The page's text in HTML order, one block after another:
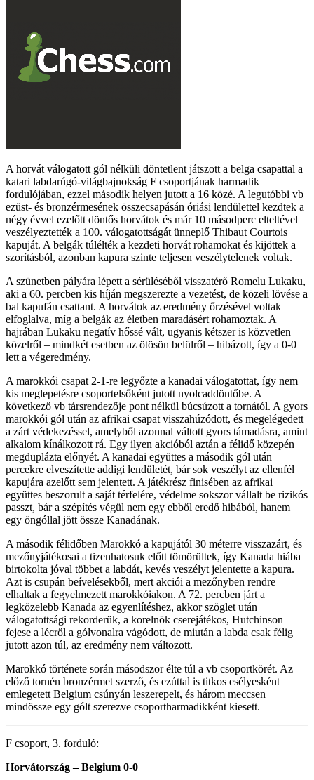
A horvát válogatott gól nélküli döntetlent játszott a belga csapattal a
katari labdarúgó-világbajnokság F csoportjának harmadik
fordulójában, ezzel második helyen jutott a 16 közé. A legutóbbi vb
ezüst- és bronzérmesének összecsapásán óriási lendülettel kezdtek a
négy évvel ezelőtt döntős horvátok és már 10 másodperc elteltével
veszélyeztették a 100. válogatottságát ünneplő Thibaut Courtois
kapuját. A belgák túlélték a kezdeti horvát rohamokat és kijöttek a
szorításból, azonban kapura szinte teljesen veszélytelenek voltak.
A szünetben pályára lépett a sérüléséből visszatérő Romelu Lukaku,
aki a 60. percben kis híján megszerezte a vezetést, de közeli lövése a
bal kapufán csattant. A horvátok az eredmény őrzésével voltak
elfoglalva, míg a belgák az életben maradásért rohamoztak. A
hajrában Lukaku negatív hőssé vált, ugyanis kétszer is közvetlen
közelről – mindkét esetben az ötösön belülről – hibázott, így a 0-0
lett a végeredmény.
A marokkói csapat 2-1-re legyőzte a kanadai válogatottat, így nem
kis meglepetésre csoportelsőként jutott nyolcaddöntőbe. A
következő vb társrendezője pont nélkül búcsúzott a tornától. A gyors
marokkói gól után az afrikai csapat visszahúzódott, és megelégedett
a zárt védekezéssel, amelyből azonnal váltott gyors támadásra, amint
alkalom kínálkozott rá. Egy ilyen akcióból aztán a félidő közepén
megduplázta előnyét. A kanadai együttes a második gól után
percekre elveszítette addigi lendületét, bár sok veszélyt az ellenfél
kapujára azelőtt sem jelentett. A játékrész finisében az afrikai
együttes beszorult a saját térfelére, védelme sokszor vállalt be rizikós
passzt, bár a szépítés végül nem egy ebből eredő hibából, hanem
egy öngóllal jött össze Kanadának.
A második félidőben Marokkó a kapujától 30 méterre visszazárt, és
mezőnyjátékosai a tizenhatosuk előtt tömörültek, így Kanada hiába
birtokolta jóval többet a labdát, kevés veszélyt jelentette a kapura.
Azt is csupán beívelésekből, mert akciói a mezőnyben rendre
elhaltak a fegyelmezett marokkóiakon. A 72. percben járt a
legközelebb Kanada az egyenlítéshez, akkor szöglet után
válogatottsági rekorderük, a korelnök cserejátékos, Hutchinson
fejese a lécről a gólvonalra vágódott, de miután a labda csak félig
jutott azon túl, az eredmény nem változott.
Marokkó története során másodszor élte túl a vb csoportkörét. Az
előző tornén bronzérmet szerző, és ezúttal is titkos esélyesként
emlegetett Belgium csúnyán leszerepelt, és három meccsen
mindössze egy gólt szerezve csoportharmadikként kiesett.
F csoport, 3. forduló:
Horvátország – Belgium 0-0